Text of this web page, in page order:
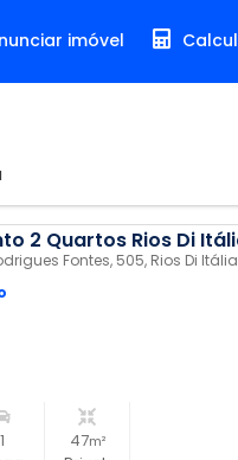
imóvel
2 Quartos Rios Di
Fontes, 505, Rios Di
1 47m²